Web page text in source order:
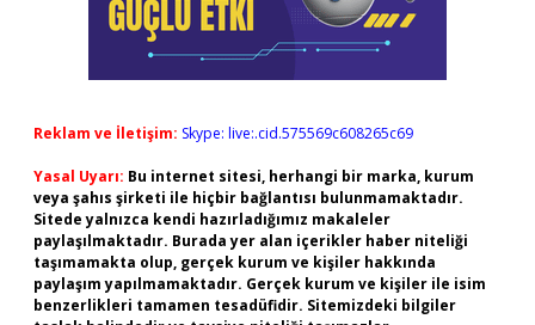
Reklam ve İletişim: Skype: live:.cid.575569c608265c69
Yasal Uyarı: Bu internet sitesi, herhangi bir marka, kurum
veya şahıs şirketi ile hiçbir bağlantısı bulunmamaktadır.
Sitede yalnızca kendi hazırladığımız makaleler
paylaşılmaktadır. Burada yer alan içerikler haber niteliği
taşımamakta olup, gerçek kurum ve kişiler hakkında
paylaşım yapılmamaktadır. Gerçek kurum ve kişiler ile isim
benzerlikleri tamamen tesadüfidir. Sitemizdeki bilgiler